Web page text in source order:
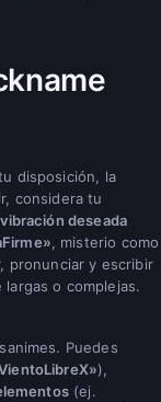
disposición, la
considera tu
vibración deseada
, misterio como
pronunciar y escribir
o complejas.
Puedes
),
(ej.